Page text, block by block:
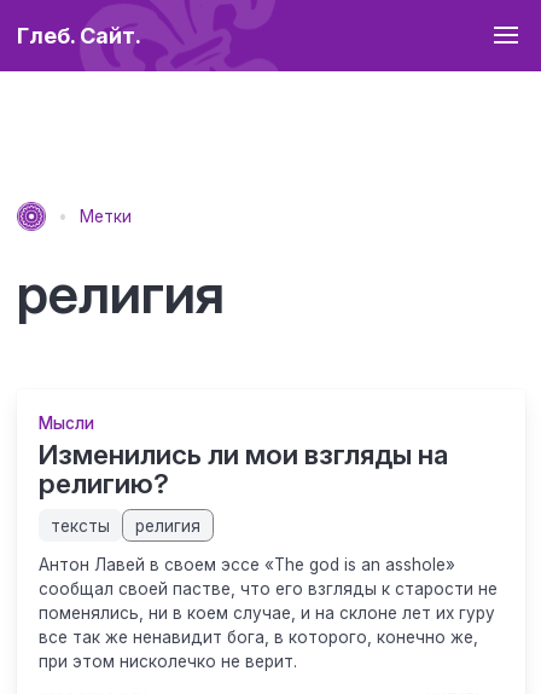
Глеб. Сайт.
Метки
религия
Мысли
Изменились ли мои взгляды на
религию?
тексты религия
Антон Лавей в своем эссе «The god is an asshole»
сообщал своей пастве, что его взгляды к старости не
поменялись, ни в коем случае, и на склоне лет их гуру
все так же ненавидит бога, в которого, конечно же,
при этом нисколечко не верит.